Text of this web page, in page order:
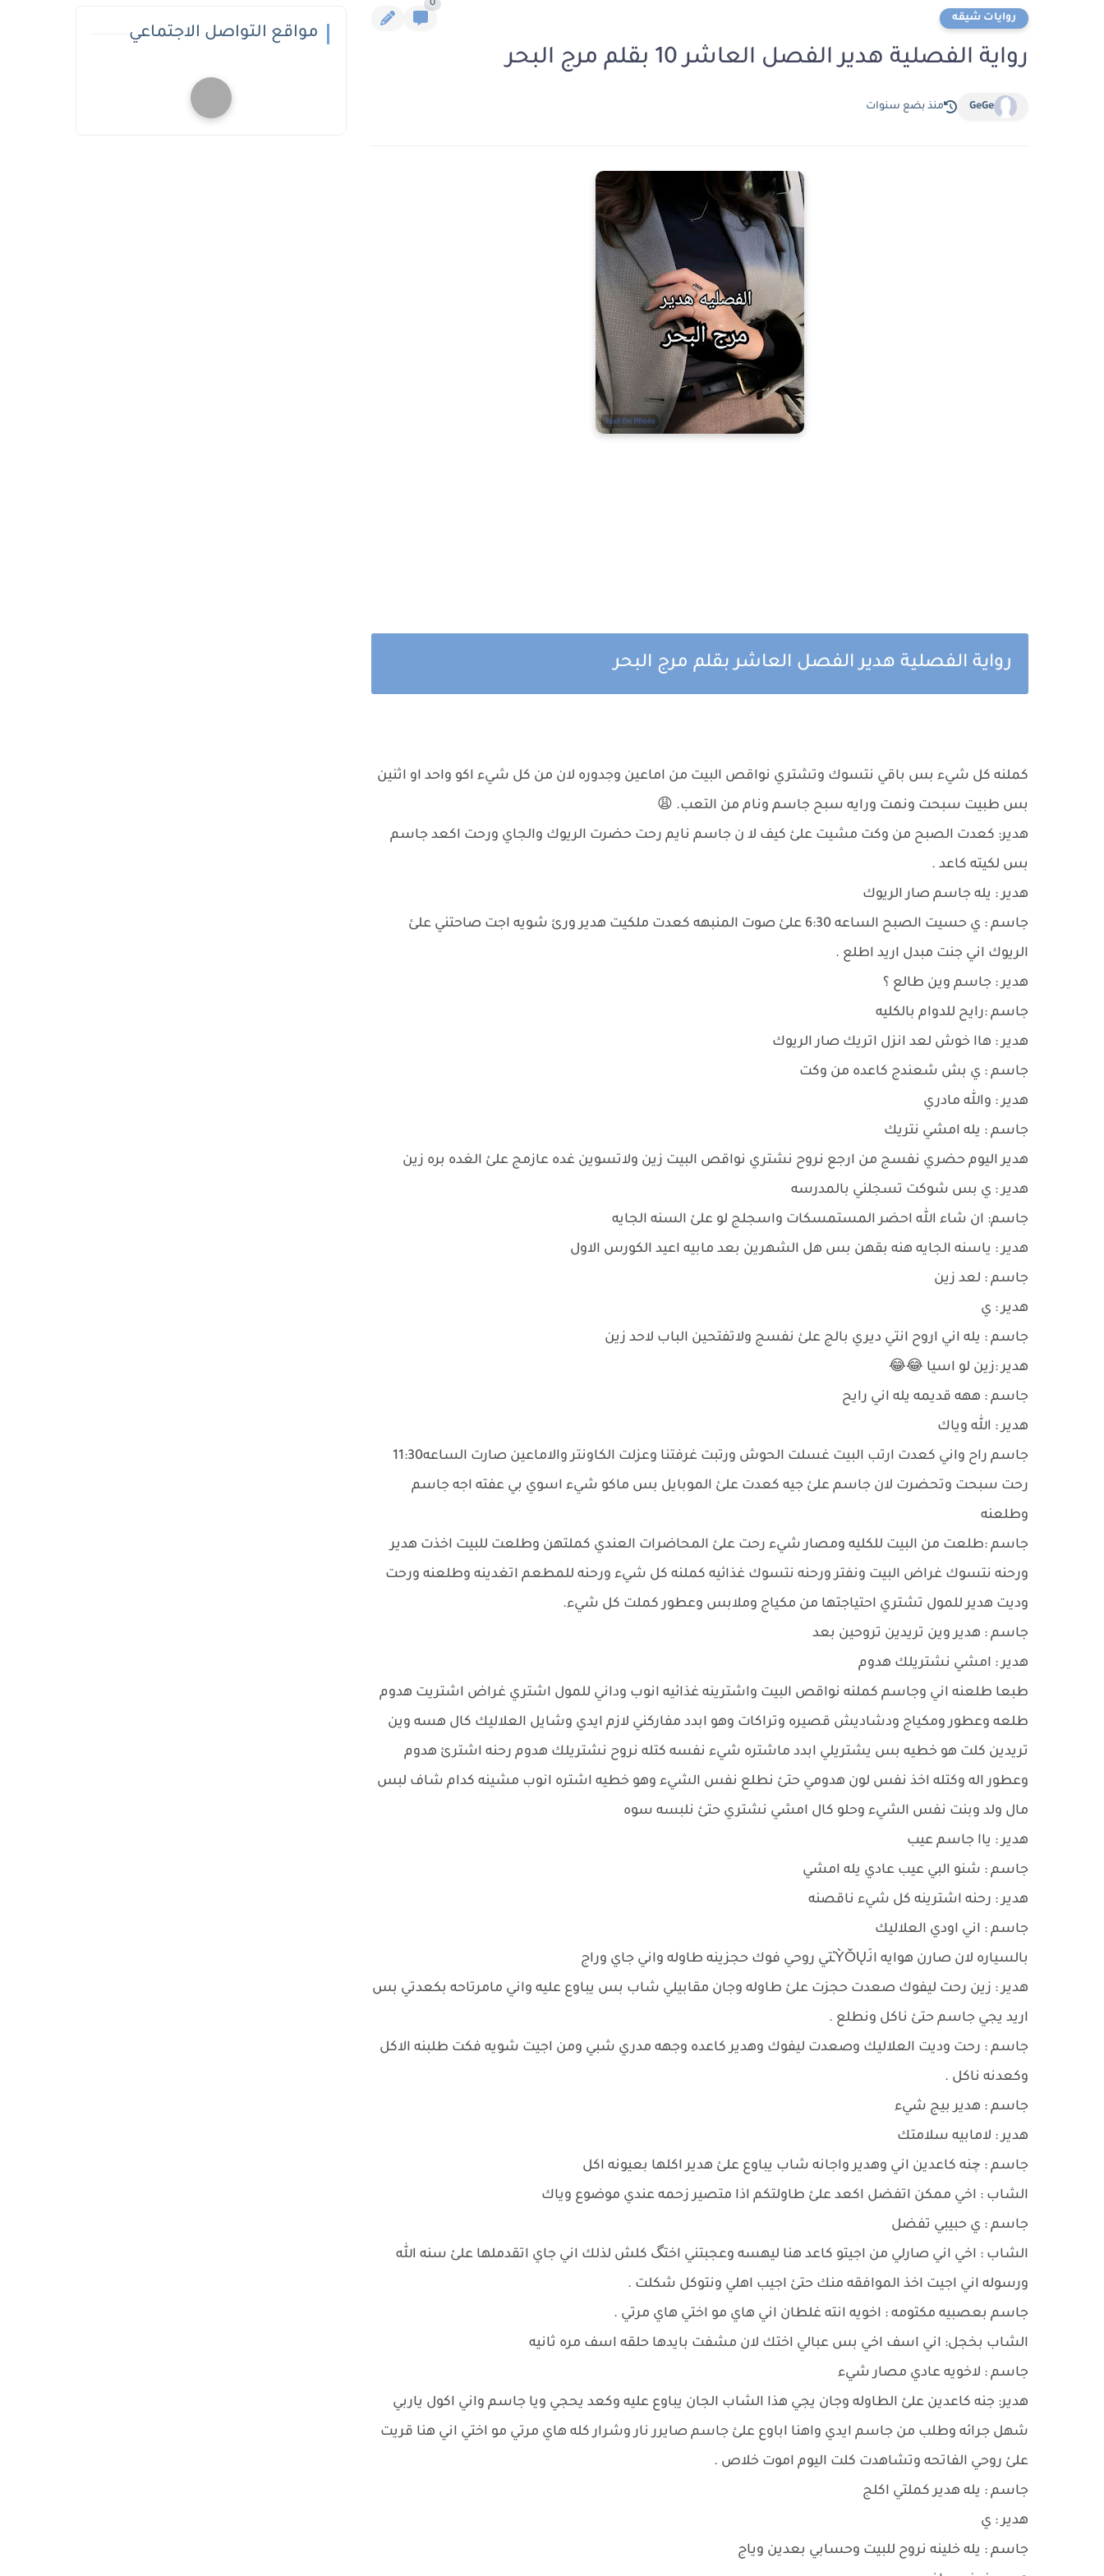
روايات شيقه
0
رواية الفصلية هدير الفصل العاشر 10 بقلم مرج البحر
GeGe منذ بضع سنوات
رواية الفصلية هدير الفصل العاشر بقلم مرج البحر
كملنه كل شيء بس باقي نتسوك وتشتري نواقص البيت من اماعين وجدوره لان من كل شيء اكو واحد او اثنين
بس طبيت سبحت ونمت ورايه سبح جاسم ونام من التعب. 😩
هدير: كعدت الصبح من وكت مشيت علئ كيف لا ن جاسم نايم رحت حضرت الريوك والجاي ورحت اكعد جاسم
بس لكيته كاعد .
هدير : يله جاسم صار الريوك
جاسم : ي حسيت الصبح الساعه 6:30 علئ صوت المنبهه كعدت ملكيت هدير ورئ شويه اجت صاحتني علئ
الريوك اني جنت مبدل اريد اطلع .
هدير : جاسم وين طالع ؟
جاسم :رايح للدوام بالكليه
هدير : هاا خوش لعد انزل اتريك صار الريوك
جاسم : ي بش شعندج كاعده من وكت
هدير : والله مادري
جاسم : يله امشي نتريك
هدير اليوم حضري نفسج من ارجع نروح نشتري نواقص البيت زين ولاتسوين غده عازمج علئ الغده بره زين
هدير : ي بس شوكت تسجلني بالمدرسه
جاسم: ان شاء الله احضر المستمسكات واسجلج لو علئ السنه الجايه
هدير : ياسنه الجايه هنه بقهن بس هل الشهرين بعد مابيه اعيد الكورس الاول
جاسم : لعد زين
هدير : ي
جاسم : يله اني اروح انتي ديري بالج علئ نفسج ولاتفتحين الباب لاحد زين
هدير :زين لو اسيا 😂😂
جاسم : ههه قديمه يله اني رايح
هدير : الله وياك
جاسم راح واني كعدت ارتب البيت غسلت الحوش ورتبت غرفتنا وعزلت الكاونتر والاماعين صارت الساعه11:30
رحت سبحت وتحضرت لان جاسم علئ جيه كعدت علئ الموبايل بس ماكو شيء اسوي بي عفته اجه جاسم
وطلعنه
جاسم :طلعت من البيت للكليه ومصار شيء رحت علئ المحاضرات العندي كملتهن وطلعت للبيت اخذت هدير
ورحنه نتسوك غراض البيت ونفتر ورحنه نتسوك غذائيه كملنه كل شيء ورحنه للمطعم اتغدينه وطلعنه ورحت
وديت هدير للمول تشتري احتياجتها من مكياج وملابس وعطور كملت كل شيء.
جاسم : هدير وين تريدين تروحين بعد
هدير : امشي نشتريلك هدوم
طبعا طلعنه اني وجاسم كملنه نواقص البيت واشترينه غذائيه انوب وداني للمول اشتري غراض اشتريت هدوم
طلعه وعطور ومكياج ودشاديش قصيره وتراكات وهو ابدد مفاركني لازم ايدي وشايل العلاليك كال هسه وين
تريدين كلت هو خطيه بس يشتريلي ابدد ماشتره شيء نفسه كتله نروح نشتريلك هدوم رحنه اشترئ هدوم
وعطور اله وكتله اخذ نفس لون هدومي حتئ نطلع نفس الشيء وهو خطيه اشتره انوب مشينه كدام شاف لبس
مال ولد وبنت نفس الشيء وحلو كال امشي نشتري حتئ نلبسه سوه
هدير : ياا جاسم عيب
جاسم : شنو البي عيب عادي يله امشي
هدير : رحنه اشترينه كل شيء ناقصنه
جاسم : اني اودي العلاليك
بالسياره لان صارن هوايه انَـỲǑŲـْتي روحي فوك حجزينه طاوله واني جاي وراج
هدير : زين رحت ليفوك صعدت حجزت علئ طاوله وجان مقابيلي شاب بس يباوع عليه واني مامرتاحه بكعدتي بس
اريد يجي جاسم حتئ ناكل ونطلع .
جاسم : رحت وديت العلاليك وصعدت ليفوك وهدير كاعده وجهه مدري شبي ومن اجيت شويه فكت طلبنه الاكل
وكعدنه ناكل .
جاسم : هدير بيج شيء
هدير : لامابيه سلامتك
جاسم : چنه كاعدين اني وهدير واجانه شاب يباوع علئ هدير اكلها بعيونه اكل
الشاب : اخي ممكن اتفضل اكعد علئ طاولتكم اذا متصير زحمه عندي موضوع وياك
جاسم : ي حبيبي تفضل
الشاب : اخي اني صارلي من اجيتو كاعد هنا ليهسه وعجبتني اختگ كلش لذلك اني جاي اتقدملها علئ سنه الله
ورسوله اني اجيت اخذ الموافقه منك حتئ اجيب اهلي ونتوكل شكلت .
جاسم بعصبيه مكتومه : اخويه انته غلطان اني هاي مو اختي هاي مرتي .
الشاب بخجل: اني اسف اخي بس عبالي اختك لان مشفت بايدها حلقه اسف مره ثانيه
جاسم : لاخويه عادي مصار شيء
هدير: جنه كاعدين علئ الطاوله وجان يجي هذا الشاب الجان يباوع عليه وكعد يحجي ويا جاسم واني اكول ياربي
شهل جرائه وطلب من جاسم ايدي واهنا اباوع علئ جاسم صايرر نار وشرار كله هاي مرتي مو اختي اني هنا قريت
علئ روحي الفاتحه وتشاهدت كلت اليوم اموت خلاص .
جاسم : يله هدير كملتي اكلج
هدير : ي
جاسم : يله خلينه نروح للبيت وحسابي بعدين وياج
مواقع التواصل الاجتماعي